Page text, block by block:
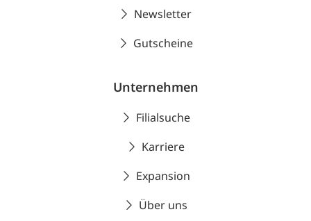
Newsletter
Gutscheine
Unternehmen
Filialsuche
Karriere
Expansion
Über uns